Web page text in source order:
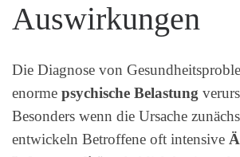
Auswirkungen
Die Diagnose von
enorme psychische Belastung
Besonders wenn die Ursache
entwickeln Betroffene oft intensive